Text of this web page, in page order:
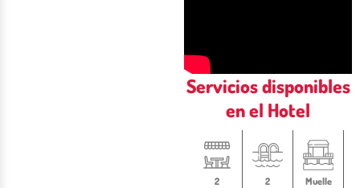
Servicios disponibles
en el Hotel
2
2
Muelle